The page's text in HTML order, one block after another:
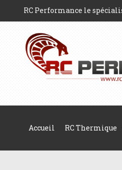
RC Performance le
Accueil RC Thermique